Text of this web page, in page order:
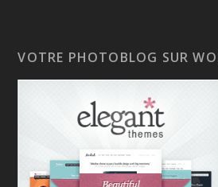
VOTRE PHOTOBLOG SUR